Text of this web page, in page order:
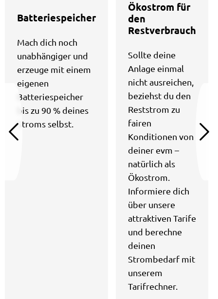
Batteriespeicher
Mach dich noch
unabhängiger und
erzeuge mit einem
eigenen
Batteriespeicher
bis zu 90 % deines
Stroms selbst.
Ökostrom für
den
Restverbrauch
Sollte deine
Anlage einmal
nicht ausreichen,
beziehst du den
Reststrom zu
fairen
Konditionen von
deiner evm –
natürlich als
Ökostrom.
Informiere dich
über unsere
attraktiven Tarife
und berechne
deinen
Strombedarf mit
unserem
Tarifrechner.